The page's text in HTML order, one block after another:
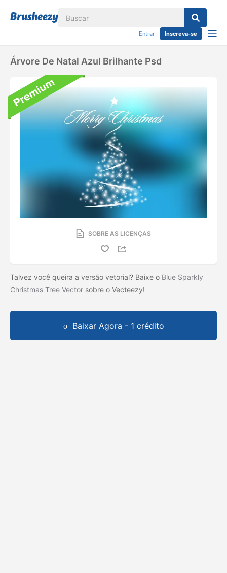
Entrar Inscreva-se
Árvore De Natal Azul Brilhante Psd
SOBRE AS LICENÇAS
Talvez você queira a versão vetorial? Baixe o Blue Sparkly
Christmas Tree Vector sobre o Vecteezy!
Baixar Agora - 1 crédito